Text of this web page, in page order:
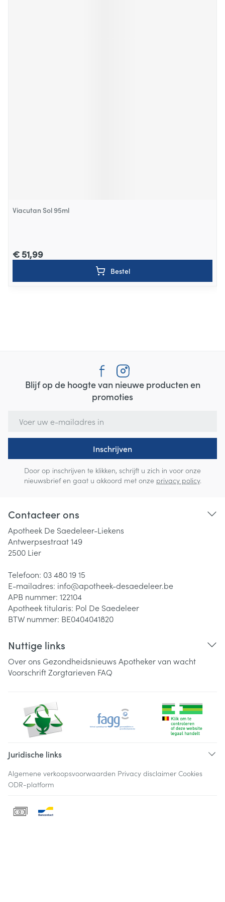
Viacutan Sol 95ml
€ 51,99
Bestel
Blijf op de hoogte van nieuwe producten en
promoties
Inschrijven
Door op inschrijven te klikken, schrijft u zich in voor onze
nieuwsbrief en gaat u akkoord met onze privacy policy.
Contacteer ons
Apotheek De Saedeleer-Liekens
Antwerpsestraat 149
2500 Lier
Telefoon: 03 480 19 15
E-mailadres: info@apotheek-desaedeleer.be
APB nummer: 122104
Apotheek titularis: Pol De Saedeleer
BTW nummer: BE0404041820
Nuttige links
Over ons Gezondheidsnieuws Apotheker van wacht
VoorschriftZorgtarieven FAQ
Juridische links
Algemene verkoopsvoorwaarden Privacy disclaimer Cookies
ODR-platform